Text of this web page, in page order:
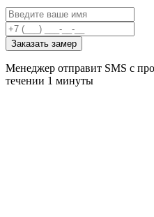
Заказать замер
Менеджер отправит SMS с
течении 1 минуты